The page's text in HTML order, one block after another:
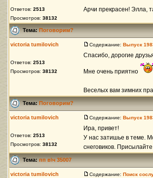
Ответов: 2513
Просмотров: 38132
Арчи прекрасен! Элла,
Тема:Поговорим?
victoria tumilovich
Ответов: 2513
Просмотров: 38132
Содержание: Выпуск
Спасибо, дорогие
Мне очень приятно
Веселых вам зимних
Тема:Поговорим?
victoria tumilovich
Ответов: 2513
Просмотров: 38132
Содержание: Выпуск
Ира, привет!
У нас затишье в теме.
снеговиков.
Тема:пп в\ч 35007
victoria tumilovich Содержание: Поиск